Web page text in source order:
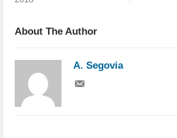
About The Author
A. Segovia